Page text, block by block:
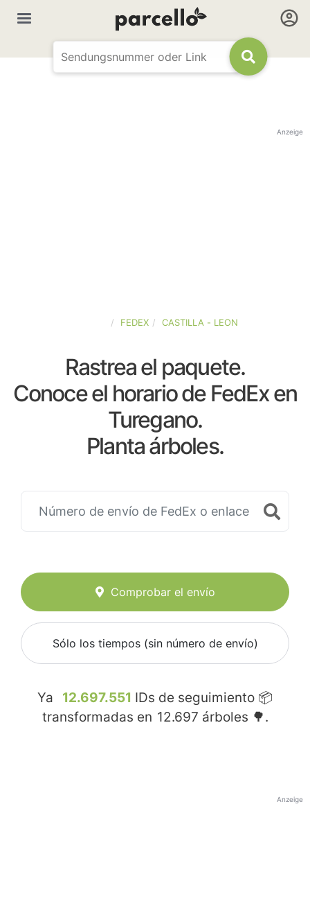
Anzeige
FEDEX CASTILLA - LEON
Rastrea el paquete.
Conoce el horario de FedEx en
Turegano.
Planta árboles.
Comprobar el envío
Sólo los tiempos (sin número de envío)
Ya 12.697.551 IDs de seguimiento 📦
transformadas en 12.697 árboles 🌳.
Anzeige